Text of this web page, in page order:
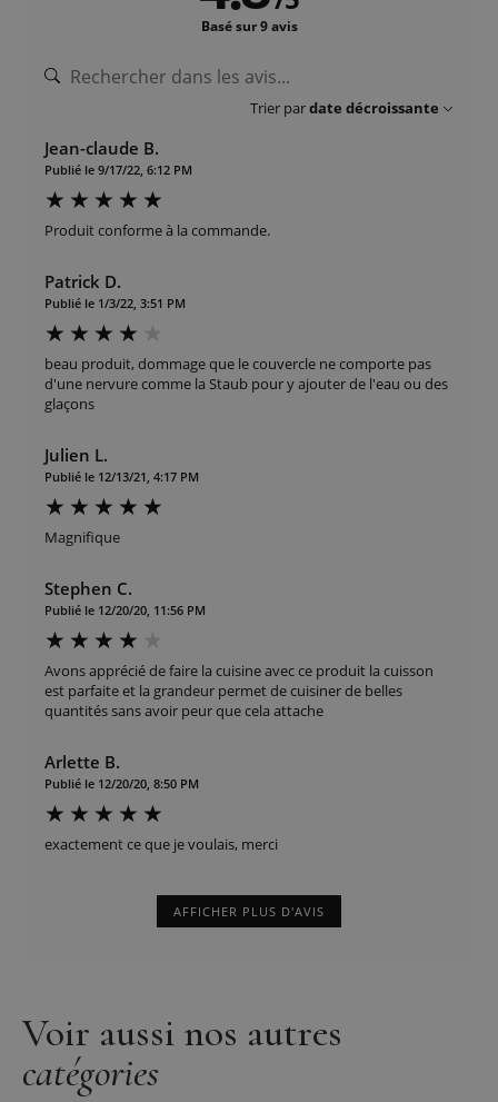
Basé sur 9 avis
Trier pardate décroissante
Jean-claude B.
Publié le 9/17/22, 6:12 PM
Produit conforme à la commande.
Patrick D.
Publié le 1/3/22, 3:51 PM
beau produit, dommage que le couvercle ne comporte pas
d'une nervure comme la Staub pour y ajouter de l'eau ou des
glaçons
Julien L.
Publié le 12/13/21, 4:17 PM
Magnifique
Stephen C.
Publié le 12/20/20, 11:56 PM
Avons apprécié de faire la cuisine avec ce produit la cuisson
est parfaite et la grandeur permet de cuisiner de belles
quantités sans avoir peur que cela attache
Arlette B.
Publié le 12/20/20, 8:50 PM
exactement ce que je voulais, merci
AFFICHER PLUS D'AVIS
Voir aussi nos autres
catégories